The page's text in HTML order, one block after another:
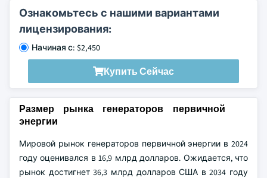
Ознакомьтесь с нашими вариантами
лицензирования:
Начиная с: $2,450
Купить Сейчас
Размер рынка генераторов первичной
энергии
Мировой рынок генераторов первичной энергии в 2024
году оценивался в 16,9 млрд долларов. Ожидается, что
рынок достигнет 36,3 млрд долларов США в 2034 году